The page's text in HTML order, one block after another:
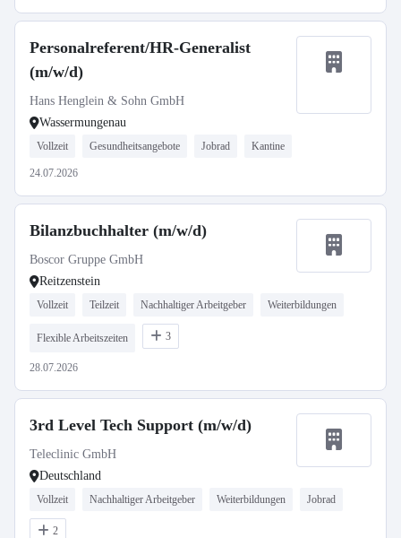
Personalreferent/HR-Generalist
(m/w/d)
Hans Henglein & Sohn GmbH
Wassermungenau
Vollzeit Gesundheitsangebote Jobrad Kantine
24.07.2026
Bilanzbuchhalter (m/w/d)
Boscor Gruppe GmbH
Reitzenstein
Vollzeit Teilzeit Nachhaltiger Arbeitgeber Weiterbildungen
Flexible Arbeitszeiten 3
28.07.2026
3rd Level Tech Support (m/w/d)
Teleclinic GmbH
Deutschland
Vollzeit Nachhaltiger Arbeitgeber Weiterbildungen Jobrad
2